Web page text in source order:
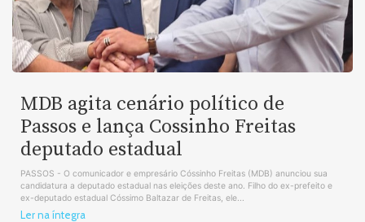
MDB agita cenário político de
Passos e lança Cossinho Freitas
deputado estadual
PASSOS - O comunicador e empresário Cóssinho Freitas (MDB) anunciou sua
candidatura a deputado estadual nas eleições deste ano. Filho do ex-prefeito e
ex-deputado estadual Cóssimo Baltazar de Freitas, ele...
Ler na íntegra